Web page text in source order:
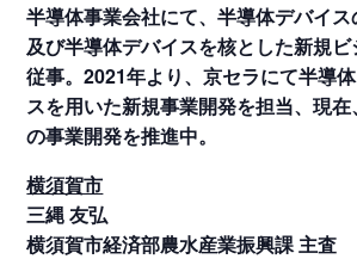
半導体事業会社にて、半導体デバイス
及び半導体デバイスを核とした新規
従事。2021年より、京セラにて半導
スを用いた新規事業開発を担当、現
の事業開発を推進中。
横須賀市
三縄 友弘
横須賀市経済部農水産業振興課 主査